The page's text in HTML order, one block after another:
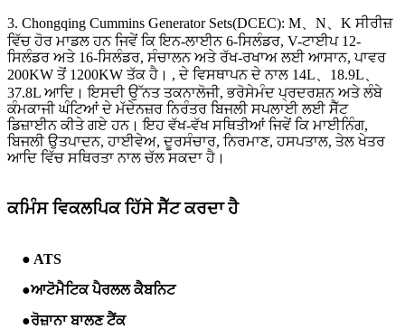
3. Chongqing Cummins Generator Sets(DCEC): M、N、K ਸੀਰੀਜ਼
ਵਿੱਚ ਹੋਰ ਮਾਡਲ ਹਨ ਜਿਵੇਂ ਕਿ ਇਨ-ਲਾਈਨ 6-ਸਿਲੰਡਰ, V-ਟਾਈਪ 12-
ਸਿਲੰਡਰ ਅਤੇ 16-ਸਿਲੰਡਰ, ਸੰਚਾਲਨ ਅਤੇ ਰੱਖ-ਰਖਾਅ ਲਈ ਆਸਾਨ, ਪਾਵਰ
200KW ਤੋਂ 1200KW ਤੱਕ ਹੈ। , ਦੇ ਵਿਸਥਾਪਨ ਦੇ ਨਾਲ 14L、18.9L、
37.8L ਆਦਿ। ਇਸਦੀ ਉੱਨਤ ਤਕਨਾਲੋਜੀ, ਭਰੋਸੇਮੰਦ ਪ੍ਰਦਰਸ਼ਨ ਅਤੇ ਲੰਬੇ
ਕੰਮਕਾਜੀ ਘੰਟਿਆਂ ਦੇ ਮੱਦੇਨਜ਼ਰ ਨਿਰੰਤਰ ਬਿਜਲੀ ਸਪਲਾਈ ਲਈ ਸੈੱਟ
ਡਿਜ਼ਾਈਨ ਕੀਤੇ ਗਏ ਹਨ। ਇਹ ਵੱਖ-ਵੱਖ ਸਥਿਤੀਆਂ ਜਿਵੇਂ ਕਿ ਮਾਈਨਿੰਗ,
ਬਿਜਲੀ ਉਤਪਾਦਨ, ਹਾਈਵੇਅ, ਦੂਰਸੰਚਾਰ, ਨਿਰਮਾਣ, ਹਸਪਤਾਲ, ਤੇਲ ਖੇਤਰ
ਆਦਿ ਵਿੱਚ ਸਥਿਰਤਾ ਨਾਲ ਚੱਲ ਸਕਦਾ ਹੈ।
ਕਮਿੰਸ ਵਿਕਲਪਿਕ ਹਿੱਸੇ ਸੈੱਟ ਕਰਦਾ ਹੈ
● ATS
●ਆਟੋਮੈਟਿਕ ਪੈਰਲਲ ਕੈਬਨਿਟ
●ਰੋਜ਼ਾਨਾ ਬਾਲਣ ਟੈਂਕ